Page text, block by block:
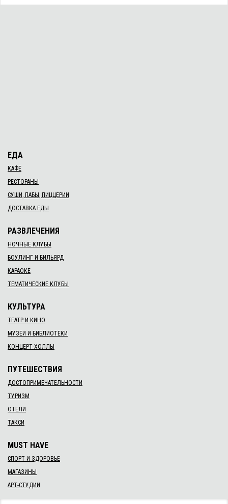
ЕДА
КАФЕ
РЕСТОРАНЫ
СУШИ, ПАБЫ, ПИЦЦЕРИИ
ДОСТАВКА ЕДЫ
РАЗВЛЕЧЕНИЯ
НОЧНЫЕ КЛУБЫ
БОУЛИНГ И БИЛЬЯРД
КАРАОКЕ
ТЕМАТИЧЕСКИЕ КЛУБЫ
КУЛЬТУРА
ТЕАТР И КИНО
МУЗЕИ И БИБЛИОТЕКИ
КОНЦЕРТ-ХОЛЛЫ
ПУТЕШЕСТВИЯ
ДОСТОПРИМЕЧАТЕЛЬНОСТИ
ТУРИЗМ
ОТЕЛИ
ТАКСИ
MUST HAVE
СПОРТ И ЗДОРОВЬЕ
МАГАЗИНЫ
АРТ-СТУДИИ